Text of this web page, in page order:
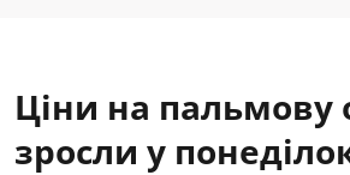
Ціни на пальмову
зросли у